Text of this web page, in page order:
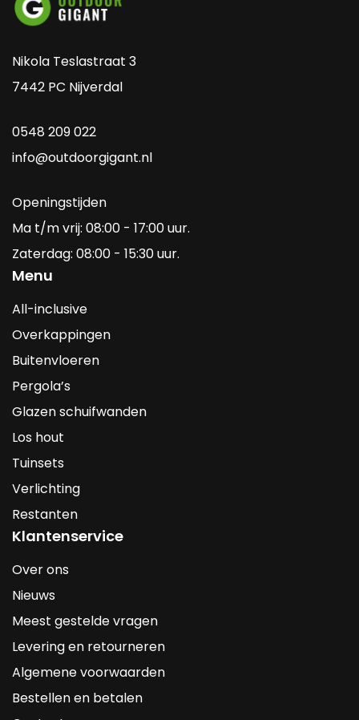
Nikola Teslastraat 3
7442 PC Nijverdal
0548 209 022
info@outdoorgigant.nl
Openingstijden
Ma t/m vrij: 08:00 - 17:00 uur.
Zaterdag: 08:00 - 15:30 uur.
Menu
All-inclusive
Overkappingen
Buitenvloeren
Pergola’s
Glazen schuifwanden
Los hout
Tuinsets
Verlichting
Restanten
Klantenservice
Over ons
Nieuws
Meest gestelde vragen
Levering en retourneren
Algemene voorwaarden
Bestellen en betalen